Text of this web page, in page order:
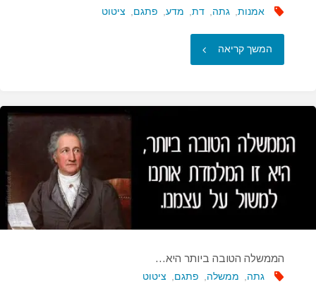
אמנות גתה דת מדע, פתגם ציטוט
המשך קריאה "מי
לו
מדע
ואמנות…"
הממשלה הטובה ביותר היא…
גתה, ממשלה, פתגם, ציטוט